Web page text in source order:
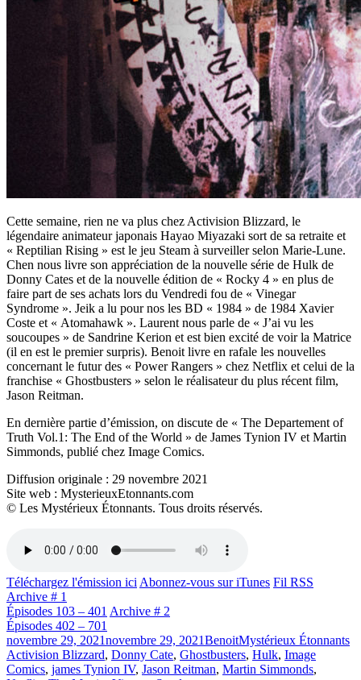
Cette semaine, rien ne va plus chez Activision Blizzard, le
légendaire animateur japonais Hayao Miyazaki sort de sa retraite et
« Reptilian Rising » est le jeu Steam à surveiller selon Marie-Lune.
Chen nous livre son appréciation de la nouvelle série de Hulk de
Donny Cates et de la nouvelle édition de « Rocky 4 » en plus de
faire part de ses achats lors du Vendredi fou de « Vinegar
Syndrome ». Jeik a lu pour nos les BD « 1984 » de 1984 Xavier
Coste et « Atomahawk ». Laurent nous parle de « J’ai vu les
soucoupes » de Sandrine Kerion et est bien excité de voir la Matrice
(il en est le premier surpris). Benoit livre en rafale les nouvelles
concernant le futur des « Power Rangers » chez Netflix et celui de la
franchise « Ghostbusters » selon le réalisateur du plus récent film,
Jason Reitman.
En dernière partie d’émission, on discute de « The Departement of
Truth Vol.1: The End of the World » de James Tynion IV et Martin
Simmonds, publié chez Image Comics.
Diffusion originale : 29 novembre 2021
Site web : MysterieuxEtonnants.com
© Les Mystérieux Étonnants. Tous droits réservés.
Téléchargez l'émission ici Abonnez-vous sur iTunes Fil RSS
Archive # 1
Épisodes 103 – 401 Archive # 2
Épisodes 402 – 701
Publié
le
novembre 29, 2021novembre 29, 2021BenoitCatégories
Mystérieux Étonnants
Activision Blizzard, Donny Cate, Ghostbusters, Hulk, Image
Comics, james Tynion IV, Jason Reitman, Martin Simmonds,